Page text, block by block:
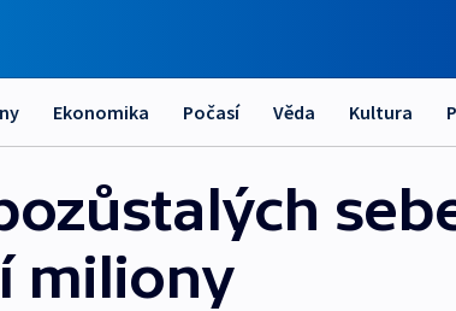
Ekonomika Počasí Věda Kultura
miliony